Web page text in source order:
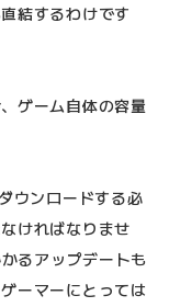
結するわけです
ゲーム自体の容量
ウンロードする必
ければなりませ
るアップデートも
ーマーにとっては